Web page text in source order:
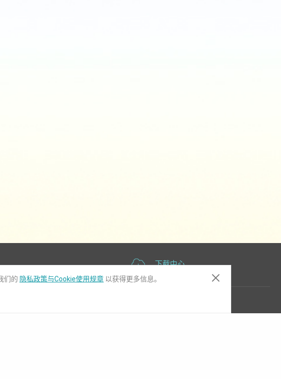
下载中心
们的 隐私政策与Cookie使用规章 以获得更多信息。